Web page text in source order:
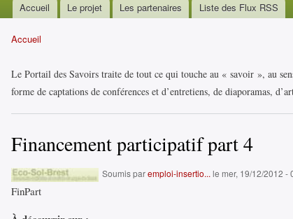
Menu principal
Accueil Le projet Les partenaires Liste des Flux RSS
Accueil
Le Portail des Savoirs traite de tout ce qui touche au « savoir », au
forme de captations de conférences et d’entretiens, de diaporamas,
Financement participatif part 4
Soumis paremploi-insertio... le mer, 19/12/2012 -
FinPart